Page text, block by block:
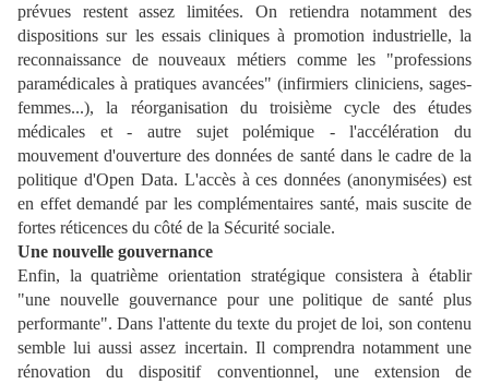
prévues restent assez limitées. On retiendra notamment des
dispositions sur les essais cliniques à promotion industrielle, la
reconnaissance de nouveaux métiers comme les "professions
paramédicales à pratiques avancées" (infirmiers cliniciens, sages-
femmes...), la réorganisation du troisième cycle des études
médicales et - autre sujet polémique - l'accélération du
mouvement d'ouverture des données de santé dans le cadre de la
politique d'Open Data. L'accès à ces données (anonymisées) est
en effet demandé par les complémentaires santé, mais suscite de
fortes réticences du côté de la Sécurité sociale.
Une nouvelle gouvernance
Enfin, la quatrième orientation stratégique consistera à établir
"une nouvelle gouvernance pour une politique de santé plus
performante". Dans l'attente du texte du projet de loi, son contenu
semble lui aussi assez incertain. Il comprendra notamment une
rénovation du dispositif conventionnel, une extension de